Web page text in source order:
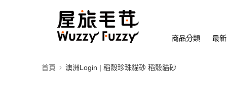
商品分類 最
首頁 澳洲Login | 稻殼珍珠貓砂 稻殼貓砂